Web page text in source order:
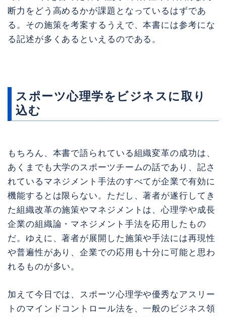
断力をどう高めるかが課題となっているはずであ
る。その施策を考案するうえで、本書には参考にな
る記述が多くあるといえるのである。
スポーツ心理学をビジネスに取り
込む
もちろん、本書で語られている組織変革の成功は、
あくまでも大学のスポーツチームの話であり、記さ
れているマネジメント手法のすべてが企業で有効に
機能するとは限らない。ただし、著者が遂行してき
た組織改革の施策やマネジメントは、心理学や成長
企業の組織論・マネジメント手法を応用したもの
だ。ゆえに、著者が展開した施策や手法には再現性
や普遍性があり、企業での応用も十分に可能と思わ
れるものが多い。
加えて今日では、スポーツ心理学や優秀なアスリー
トのマインドコントロール法を、一般のビジネス領